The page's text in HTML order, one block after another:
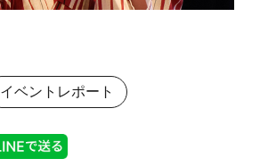
イベントレポート